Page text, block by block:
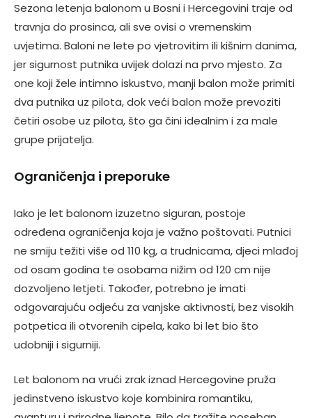
Sezona letenja balonom u Bosni i Hercegovini traje od
travnja do prosinca, ali sve ovisi o vremenskim
uvjetima. Baloni ne lete po vjetrovitim ili kišnim danima,
jer sigurnost putnika uvijek dolazi na prvo mjesto. Za
one koji žele intimno iskustvo, manji balon može primiti
dva putnika uz pilota, dok veći balon može prevoziti
četiri osobe uz pilota, što ga čini idealnim i za male
grupe prijatelja.
Ograničenja i preporuke
Iako je let balonom izuzetno siguran, postoje
određena ograničenja koja je važno poštovati. Putnici
ne smiju težiti više od 110 kg, a trudnicama, djeci mlađoj
od osam godina te osobama nižim od 120 cm nije
dozvoljeno letjeti. Također, potrebno je imati
odgovarajuću odjeću za vanjske aktivnosti, bez visokih
potpetica ili otvorenih cipela, kako bi let bio što
udobniji i sigurniji.
Let balonom na vrući zrak iznad Hercegovine pruža
jedinstveno iskustvo koje kombinira romantiku,